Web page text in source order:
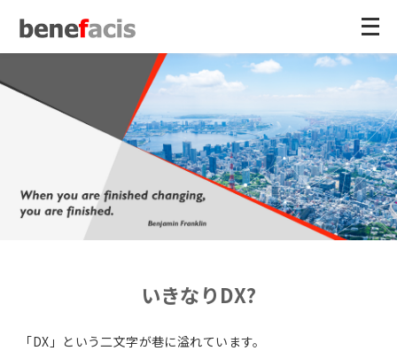
メ
を
開
く
いきなりDX?
「DX」という二文字が巷に溢れています。